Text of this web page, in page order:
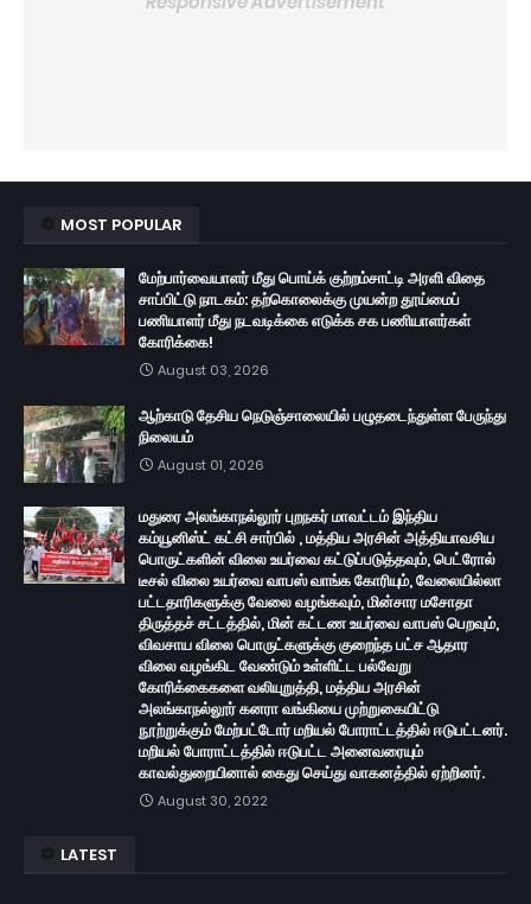
MOST POPULAR
மேற்பார்வையாளர் மீது பொய்க் குற்றம்சாட்டி அரளி விதை
சாப்பிட்டு நாடகம்: தற்கொலைக்கு முயன்ற தூய்மைப்
பணியாளர் மீது நடவடிக்கை எடுக்க சக பணியாளர்கள்
கோரிக்கை!
August 03, 2026
ஆற்காடு தேசிய நெடுஞ்சாலையில் பழுதடைந்துள்ள பேருந்து
நிலையம்
August 01, 2026
மதுரை அலங்காநல்லூர் புறநகர் மாவட்டம் இந்திய
கம்யூனிஸ்ட் கட்சி சார்பில் , மத்திய அரசின் அத்தியாவசிய
பொருட்களின் விலை உயர்வை கட்டுப்படுத்தவும், பெட்ரோல்
டீசல் விலை உயர்வை வாபஸ் வாங்க கோரியும், வேலையில்லா
பட்டதாரிகளுக்கு வேலை வழங்கவும், மின்சார மசோதா
திருத்தச் சட்டத்தில், மின் கட்டண உயர்வை வாபஸ் பெறவும்,
விவசாய விலை பொருட்களுக்கு குறைந்த பட்ச ஆதார
விலை வழங்கிட வேண்டும் உள்ளிட்ட பல்வேறு
கோரிக்கைகளை வலியுறுத்தி, மத்திய அரசின்
அலங்காநல்லூர் கனரா வங்கியை முற்றுகையிட்டு
நூற்றுக்கும் மேற்பட்டோர் மறியல் போராட்டத்தில் ஈடுபட்டனர்.
மறியல் போராட்டத்தில் ஈடுபட்ட அனைவரையும்
காவல்துறையினால் கைது செய்து வாகனத்தில் ஏற்றினர்.
August 30, 2022
LATEST